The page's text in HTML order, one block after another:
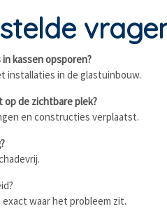
kassen opsporen?
installaties in de glastuinbouw.
op de zichtbare plek?
en constructies verplaatst.
waar het probleem zit.